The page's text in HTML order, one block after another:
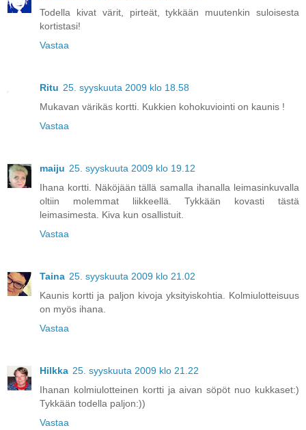
Todella kivat värit, pirteät, tykkään muutenkin suloisesta
kortistasi!
Vastaa
Ritu 25. syyskuuta 2009 klo 18.58
Mukavan värikäs kortti. Kukkien kohokuviointi on kaunis !
Vastaa
maiju 25. syyskuuta 2009 klo 19.12
Ihana kortti. Näköjään tällä samalla ihanalla leimasinkuvalla
oltiin molemmat liikkeellä. Tykkään kovasti tästä
leimasimesta. Kiva kun osallistuit.
Vastaa
Taina 25. syyskuuta 2009 klo 21.02
Kaunis kortti ja paljon kivoja yksityiskohtia. Kolmiulotteisuus
on myös ihana.
Vastaa
Hilkka 25. syyskuuta 2009 klo 21.22
Ihanan kolmiulotteinen kortti ja aivan söpöt nuo kukkaset:)
Tykkään todella paljon:))
Vastaa